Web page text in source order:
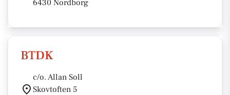
6430 Nordborg
BTDK
c/o. Allan Soll
Skovtoften 5